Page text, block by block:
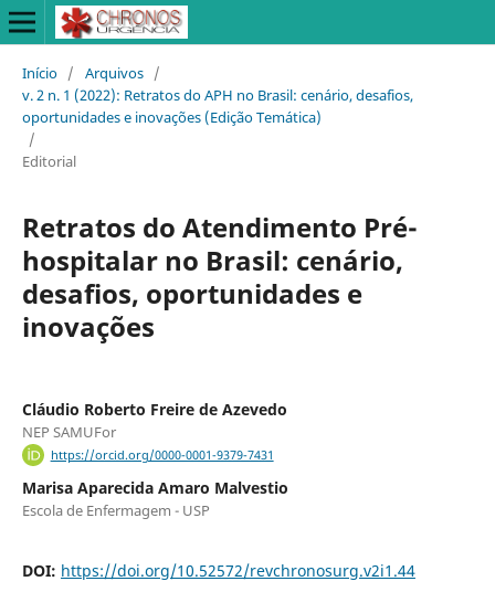
Início / Arquivos /
v. 2 n. 1 (2022): Retratos do APH no Brasil: cenário, desafios,
oportunidades e inovações (Edição Temática)
/
Editorial
Retratos do Atendimento Pré-
hospitalar no Brasil: cenário,
desafios, oportunidades e
inovações
Cláudio Roberto Freire de Azevedo
NEP SAMUFor
https://orcid.org/0000-0001-9379-7431
Marisa Aparecida Amaro Malvestio
Escola de Enfermagem - USP
DOI: https://doi.org/10.52572/revchronosurg.v2i1.44